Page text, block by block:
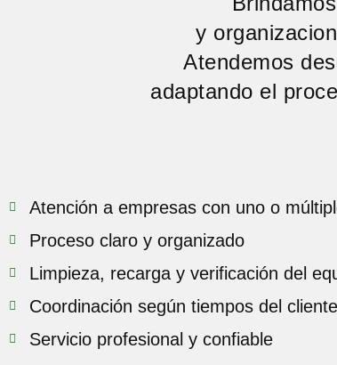
y
Atendemos
adaptando el
Atención a empresas con uno o
Proceso claro y organizado
Limpieza, recarga y verificación del
Coordinación según tiempos del cliente
Servicio profesional y confiable